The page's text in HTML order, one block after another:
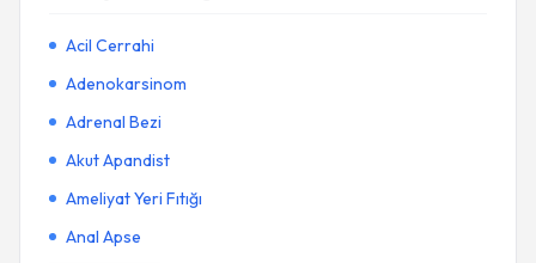
Acil Cerrahi
Adenokarsinom
Adrenal Bezi
Akut Apandist
Ameliyat Yeri Fıtığı
Anal Apse